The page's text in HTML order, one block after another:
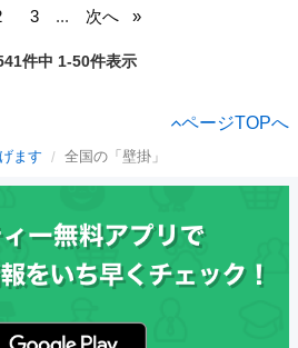
3 ... 次へ
件中 1-50件表示
ページTOPへ
ます 全国の「壁掛」